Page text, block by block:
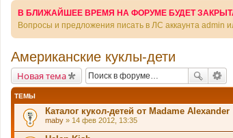
В БЛИЖАЙШЕЕ ВРЕМЯ НА ФОРУМЕ БУДЕТ
Вопросы и предложения писать в ЛС аккаунта admin
Американские куклы-дети
Новая тема
ТЕМЫ
Каталог кукол-детей от Madame Alexander
maby » 14 фев 2012, 13:35